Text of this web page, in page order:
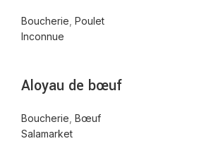
Boucherie Poulet
Inconnue
Aloyau de bœuf
Boucherie Bœuf
Salamarket